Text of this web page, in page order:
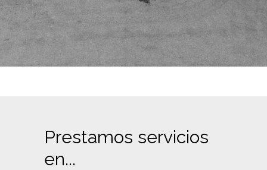
Prestamos servicios
en...